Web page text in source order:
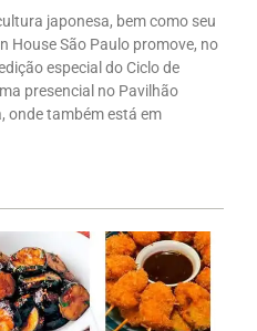
japonesa, bem como seu
House São Paulo promove, no
especial do Ciclo de
presencial no Pavilhão
onde também está em